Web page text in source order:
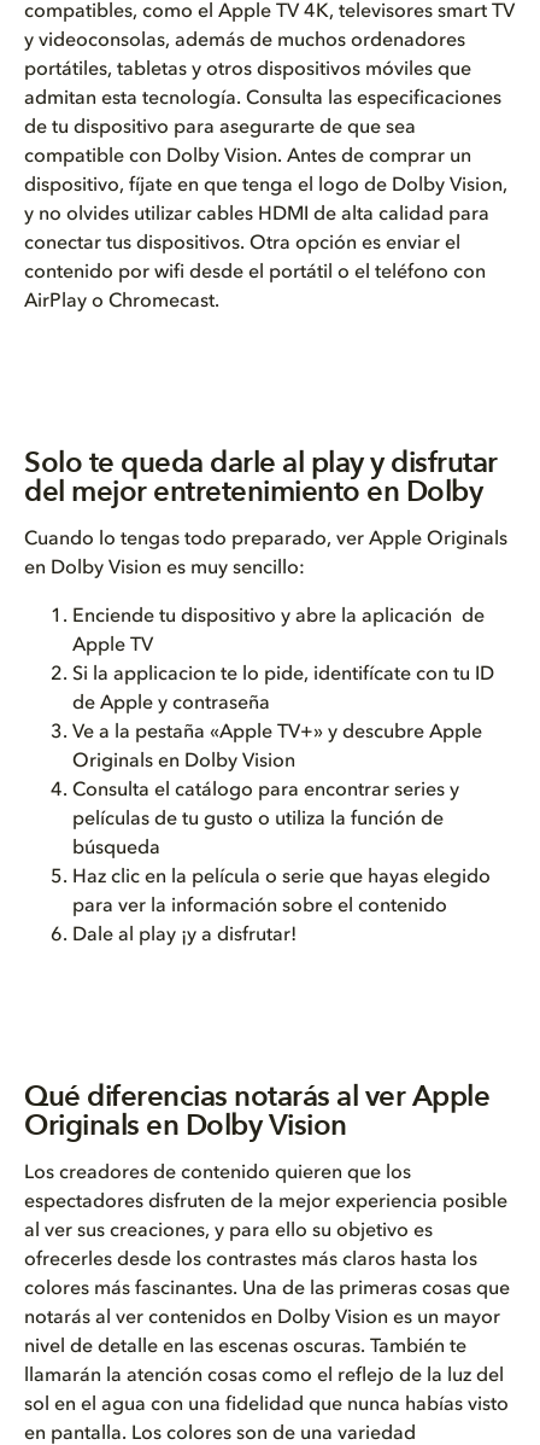
compatibles, como el Apple TV 4K, televisores smart TV
y videoconsolas, además de muchos ordenadores
portátiles, tabletas y otros dispositivos móviles que
admitan esta tecnología. Consulta las especificaciones
de tu dispositivo para asegurarte de que sea
compatible con Dolby Vision. Antes de comprar un
dispositivo, fíjate en que tenga el logo de Dolby Vision,
y no olvides utilizar cables HDMI de alta calidad para
conectar tus dispositivos. Otra opción es enviar el
contenido por wifi desde el portátil o el teléfono con
AirPlay o Chromecast.
Solo te queda darle al play y disfrutar
del mejor entretenimiento en Dolby
Cuando lo tengas todo preparado, ver Apple Originals
en Dolby Vision es muy sencillo:
Enciende tu dispositivo y abre la aplicación de
Apple TV
Si la applicacion te lo pide, identifícate con tu ID
de Apple y contraseña
Ve a la pestaña «Apple TV+» y descubre Apple
Originals en Dolby Vision
Consulta el catálogo para encontrar series y
películas de tu gusto o utiliza la función de
búsqueda
Haz clic en la película o serie que hayas elegido
para ver la información sobre el contenido
Dale al play ¡y a disfrutar!
Qué diferencias notarás al ver Apple
Originals en Dolby Vision
Los creadores de contenido quieren que los
espectadores disfruten de la mejor experiencia posible
al ver sus creaciones, y para ello su objetivo es
ofrecerles desde los contrastes más claros hasta los
colores más fascinantes. Una de las primeras cosas que
notarás al ver contenidos en Dolby Vision es un mayor
nivel de detalle en las escenas oscuras. También te
llamarán la atención cosas como el reflejo de la luz del
sol en el agua con una fidelidad que nunca habías visto
en pantalla. Los colores son de una variedad